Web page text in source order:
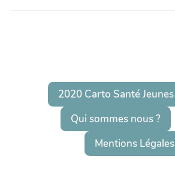
2020 Carto Santé Jeunes
Qui sommes nous ?
Mentions Légales